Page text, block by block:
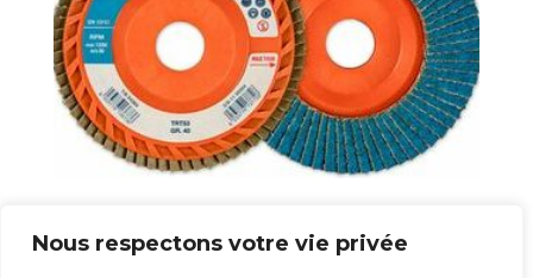
Nous respectons votre vie privée